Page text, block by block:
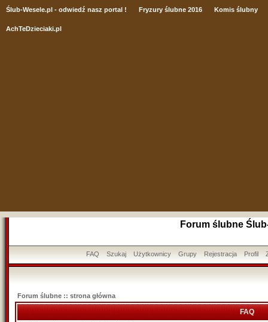
Ślub-Wesele.pl - odwiedź nasz portal ! Fryzury ślubne 2016 Komis ślubny
AchTeDzieciaki.pl
Forum ślubne
FAQ Szukaj Użytkownicy Grupy Rejestracja Profil
Forum ślubne :: strona główna
FAQ